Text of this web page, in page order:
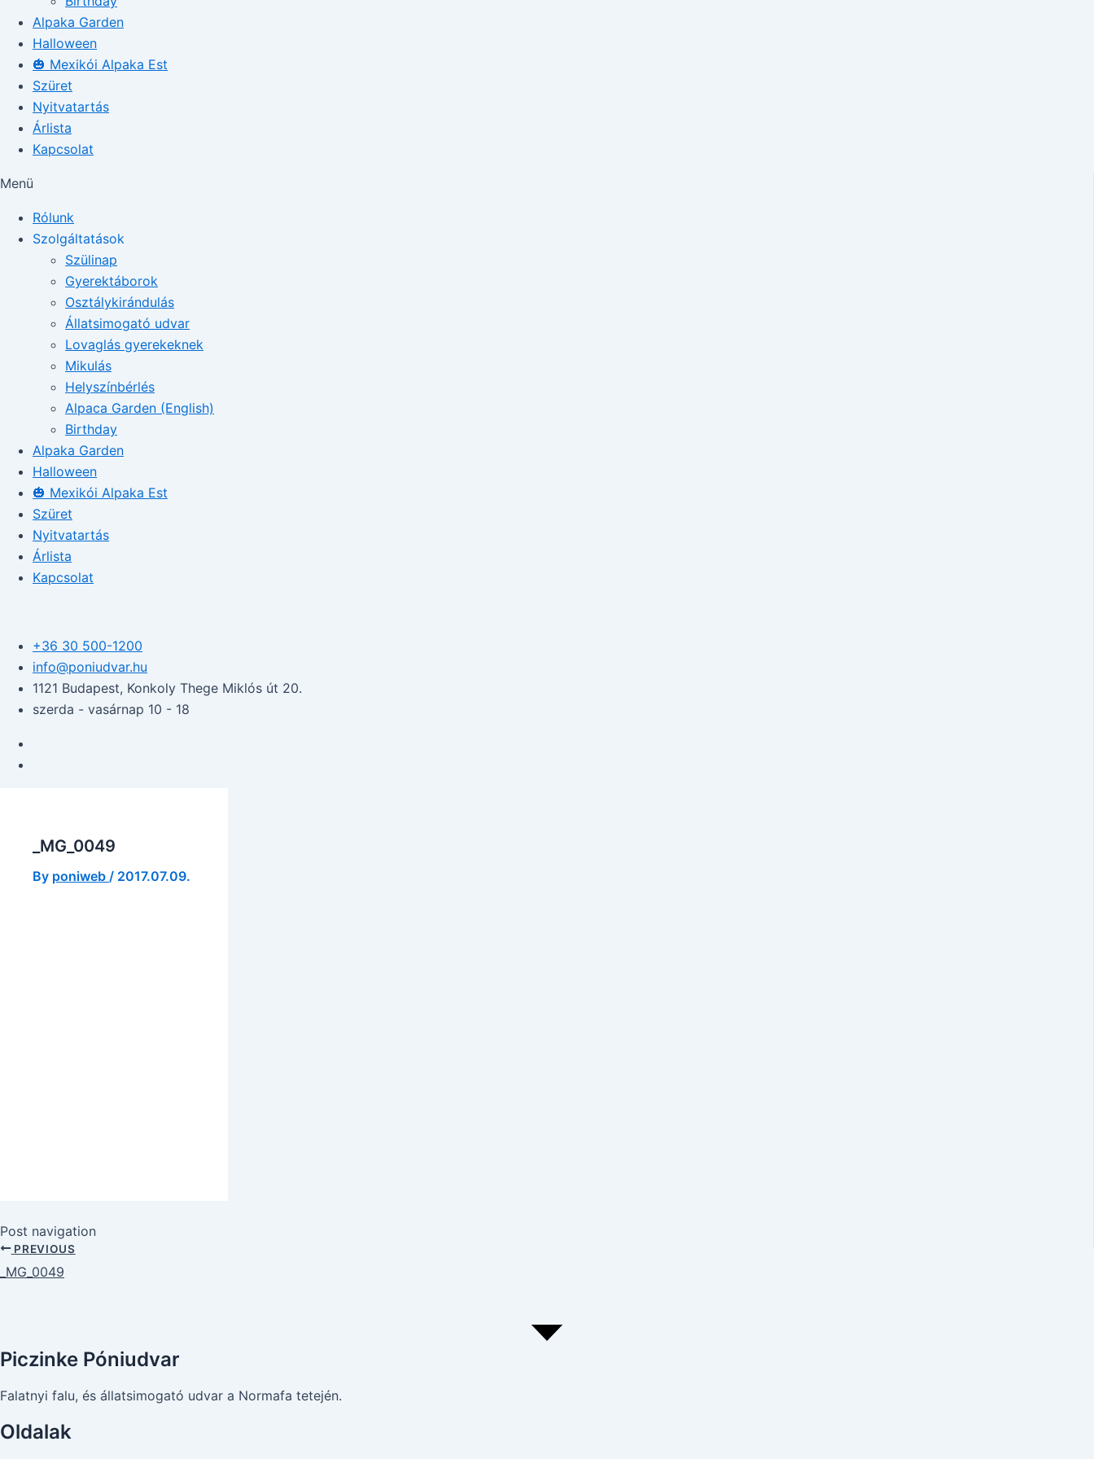
Alpaka Garden
Halloween
🎃 Mexikói Alpaka Est
Szüret
Nyitvatartás
Árlista
Kapcsolat
Menü
Rólunk
Szolgáltatások
Szülinap
Gyerektáborok
Osztálykirándulás
Állatsimogató udvar
Lovaglás gyerekeknek
Mikulás
Helyszínbérlés
Alpaca Garden (English)
Birthday
Alpaka Garden
Halloween
🎃 Mexikói Alpaka Est
Szüret
Nyitvatartás
Árlista
Kapcsolat
+36 30 500-1200​
info@poniudvar.hu
1121 Budapest, Konkoly Thege Miklós út 20.
szerda - vasárnap 10 - 18
_MG_0049
By poniweb / 2017.07.09.
Post navigation
PREVIOUS
_MG_0049
Piczinke Póniudvar
Falatnyi falu, és állatsimogató udvar a Normafa tetején.
Oldalak